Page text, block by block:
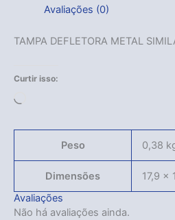
Avaliações (0)
TAMPA DEFLETORA METAL
Curtir isso:
Peso 0,38
Dimensões
17,9 ×
Avaliações
Não há avaliações ainda.